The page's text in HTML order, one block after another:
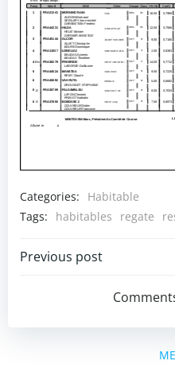
Categories:
Habitable
Tags:
habitables regate
Post
navigation
Previous post